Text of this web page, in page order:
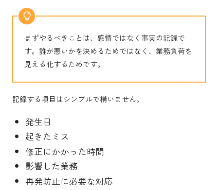
まずやるべきことは、感情ではなく事実の記録で
す。誰が悪いかを決めるためではなく、業務負荷を
見える化するためです。
記録する項目はシンプルで構いません。
発生日
起きたミス
修正にかかった時間
影響した業務
再発防止に必要な対応